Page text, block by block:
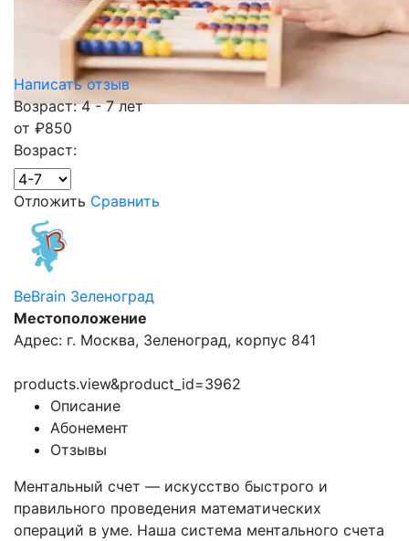
Написать отзыв
Возраст: 4 - 7 лет
от ₽850
Возраст:
Отложить Сравнить
BeBrain Зеленоград
Местоположение
Адрес: г. Москва, Зеленоград, корпус 841
products.view&product_id=3962
Описание
Абонемент
Отзывы
Ментальный счет — искусство быстрого и
правильного проведения математических
операций в уме. Наша система ментального счета